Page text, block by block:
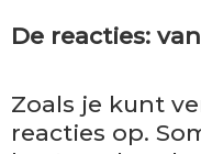
De reacties:
Zoals je kunt
reacties op.